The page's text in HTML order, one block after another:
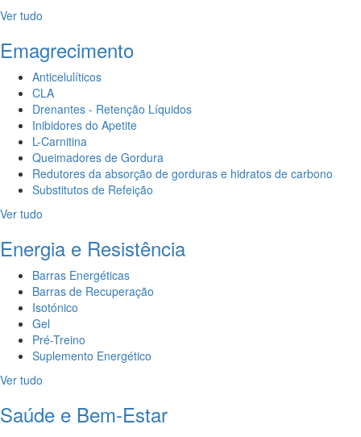
Ver tudo
Emagrecimento
Anticelulíticos
CLA
Drenantes - Retenção Líquidos
Inibidores do Apetite
L-Carnitina
Queimadores de Gordura
Redutores da absorção de gorduras e hidratos de carbono
Substitutos de Refeição
Ver tudo
Energia e Resistência
Barras Energéticas
Barras de Recuperação
Isotónico
Gel
Pré-Treino
Suplemento Energético
Ver tudo
Saúde e Bem-Estar